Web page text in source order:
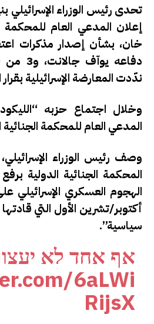
تحدى رئيس الوزراء الإسرائيلي
إعلان المدعي العام للمحكمة
خان، بشأن إصدار مذكرات
دفاعه
ندّدت المعارضة الإسرائيلية
وخلال اجتماع حزبه
المدعي العام للمحكمة
وصف رئيس الوزراء الإسرائيلي،
المحكمة الجنائية الدولية
أكتوبر/تشرين الأول التي
سياسية”.
אף אחד לא
6aLWi
RijsX